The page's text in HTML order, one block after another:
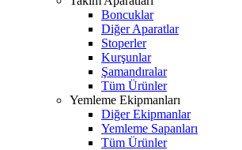
Boncuklar
Diğer Aparatlar
Stoperler
Kurşunlar
Şamandıralar
Tüm Ürünler
Yemleme Ekipmanları
Diğer Ekipmanlar
Yemleme Sapanları
Tüm Ürünler